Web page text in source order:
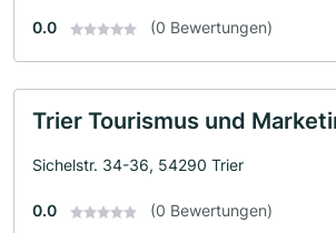
0.0 (0 Bewertungen)
Trier Tourismus und
Sichelstr. 34-36, 54290 Trier
0.0 (0 Bewertungen)